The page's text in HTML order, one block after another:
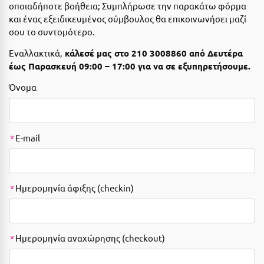
Αιδηψός
Αλεξανδρούπολη
Αλισσός Αχαΐας
Αμαλιάδα
Αμάρυνθος
Αμοργός
Ανάβυσσος
Αντίπαρος
ΤΎΠΟΣ ΔΙΑΤΡΟΦΉΣ
Διαμονή Μόνο
Πρωινό
Ημιδιατροφή + Ποτά
Πλήρης Διατροφή
All Inclusive
Δύο Γεύματα + Ποτά
Ξενοδοχεία 1 Αστέρι
οποιαδήποτε βοήθεια; Συμπλήρωσε την παρακάτω φόρμα
και ένας εξειδικευμένος σύμβουλος θα επικοινωνήσει μαζί
σου το συντομότερο.
Εναλλακτικά, κάλεσέ μας στο 210 3008860 από Δευτέρα
έως Παρασκευή 09:00 – 17:00 για να σε εξυπηρετήσουμε.
Όνομα
*E-mail
*Ημερομηνία άφιξης (checkin)
*Ημερομηνία αναχώρησης (checkout)